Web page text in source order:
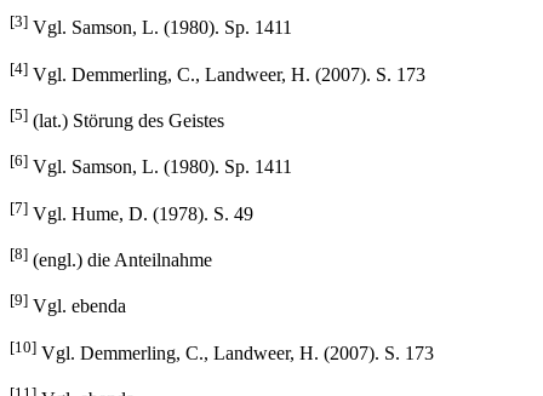
[3] Vgl. Samson, L. (1980). Sp. 1411
[4] Vgl. Demmerling, C., Landweer, H. (2007). S. 173
[5] (lat.) Störung des Geistes
[6] Vgl. Samson, L. (1980). Sp. 1411
[7] Vgl. Hume, D. (1978). S. 49
[8] (engl.) die Anteilnahme
[9] Vgl. ebenda
[10] Vgl. Demmerling, C., Landweer, H. (2007). S. 173